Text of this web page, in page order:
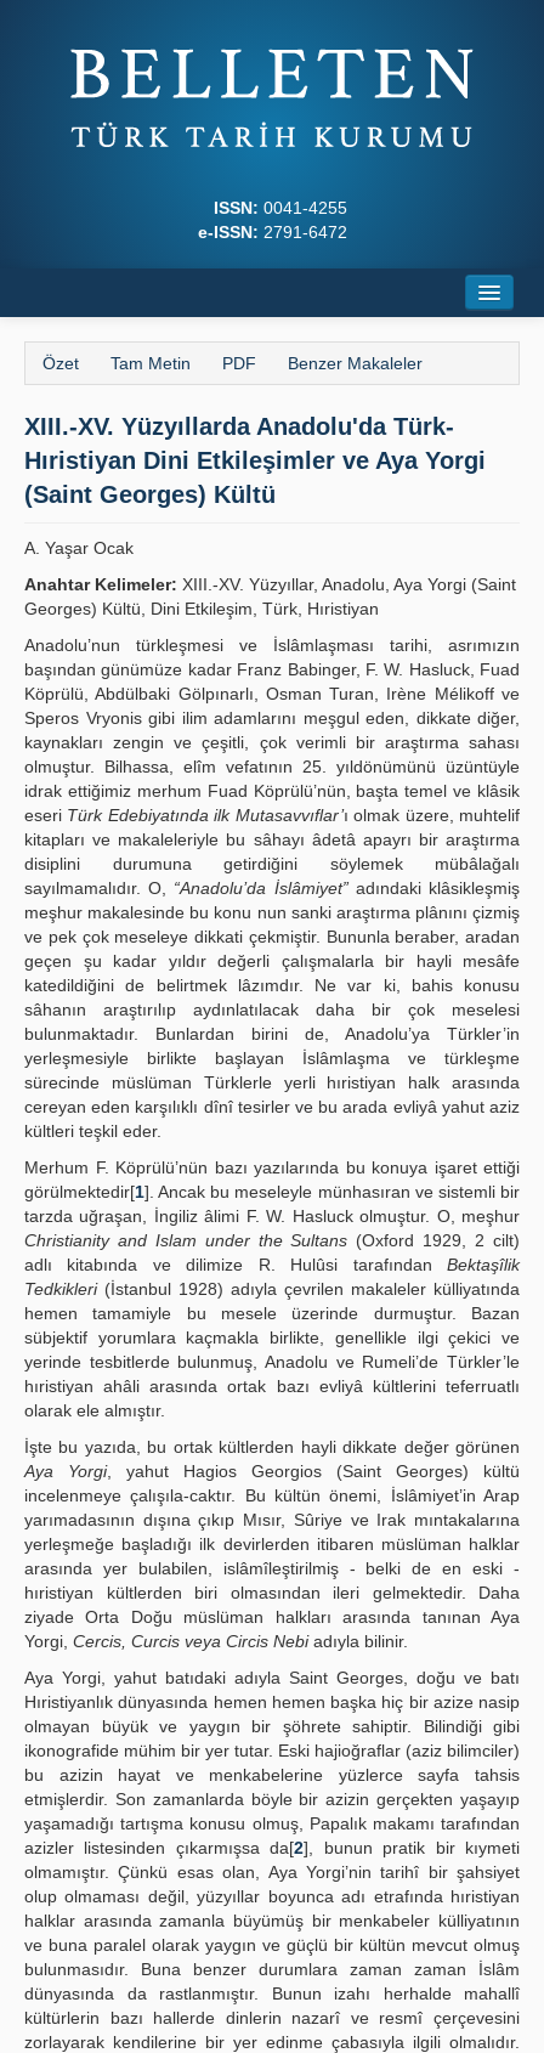
ISSN: 0041-4255
e-ISSN: 2791-6472
Hakkında
Dergi Kurulları
Yazım Kuralları
Yayın Politikaları
Kılavuzlar
İletişim
Özet Tam Metin PDF Benzer Makaleler
XIII.-XV. Yüzyıllarda Anadolu'da Türk-
Hıristiyan Dini Etkileşimler ve Aya Yorgi
(Saint Georges) Kültü
A. Yaşar Ocak
Anahtar Kelimeler: XIII.-XV. Yüzyıllar, Anadolu, Aya Yorgi (Saint
Georges) Kültü, Dini Etkileşim, Türk, Hıristiyan
Anadolu’nun türkleşmesi ve İslâmlaşması tarihi, asrımızın
başından günümüze kadar Franz Babinger, F. W. Hasluck, Fuad
Köprülü, Abdülbaki Gölpınarlı, Osman Turan, Irène Mélikoff ve
Speros Vryonis gibi ilim adamlarını meşgul eden, dikkate diğer,
kaynakları zengin ve çeşitli, çok verimli bir araştırma sahası
olmuştur. Bilhassa, elîm vefatının 25. yıldönümünü üzüntüyle
idrak ettiğimiz merhum Fuad Köprülü’nün, başta temel ve klâsik
eseri Türk Edebiyatında ilk Mutasavvıflar’ı olmak üzere, muhtelif
kitapları ve makaleleriyle bu sâhayı âdetâ apayrı bir araştırma
disiplini durumuna getirdiğini söylemek mübâlağalı
sayılmamalıdır. O, “Anadolu’da İslâmiyet”adındaki klâsikleşmiş
meşhur makalesinde bu konu nun sanki araştırma plânını çizmiş
ve pek çok meseleye dikkati çekmiştir. Bununla beraber, aradan
geçen şu kadar yıldır değerli çalışmalarla bir hayli mesâfe
katedildiğini de belirtmek lâzımdır. Ne var ki, bahis konusu
sâhanın araştırılıp aydınlatılacak daha bir çok meselesi
bulunmaktadır. Bunlardan birini de, Anadolu’ya Türkler’in
yerleşmesiyle birlikte başlayan İslâmlaşma ve türkleşme
sürecinde müslüman Türklerle yerli hıristiyan halk arasında
cereyan eden karşılıklı dînî tesirler ve bu arada evliyâ yahut aziz
kültleri teşkil eder.
Merhum F. Köprülü’nün bazı yazılarında bu konuya işaret ettiği
görülmektedir[1]. Ancak bu meseleyle münhasıran ve sistemli bir
tarzda uğraşan, İngiliz âlimi F. W. Hasluck olmuştur. O, meşhur
Christianity and Islam under the Sultans (Oxford 1929, 2 cilt)
adlı kitabında ve dilimize R. Hulûsi tarafından Bektaşîlik
Tedkikleri(İstanbul 1928) adıyla çevrilen makaleler külliyatında
hemen tamamiyle bu mesele üzerinde durmuştur. Bazan
sübjektif yorumlara kaçmakla birlikte, genellikle ilgi çekici ve
yerinde tesbitlerde bulunmuş, Anadolu ve Rumeli’de Türkler’le
hıristiyan ahâli arasında ortak bazı evliyâ kültlerini teferruatlı
olarak ele almıştır.
İşte bu yazıda, bu ortak kültlerden hayli dikkate değer görünen
Aya Yorgi, yahut Hagios Georgios (Saint Georges) kültü
incelenmeye çalışıla-caktır. Bu kültün önemi, İslâmiyet’in Arap
yarımadasının dışına çıkıp Mısır, Sûriye ve Irak mıntakalarına
yerleşmeğe başladığı ilk devirlerden itibaren müslüman halklar
arasında yer bulabilen, islâmîleştirilmiş - belki de en eski -
hıristiyan kültlerden biri olmasından ileri gelmektedir. Daha
ziyade Orta Doğu müslüman halkları arasında tanınan Aya
Yorgi, Cercis, Curcis veya Circis Nebiadıyla bilinir.
Aya Yorgi, yahut batıdaki adıyla Saint Georges, doğu ve batı
Hıristiyanlık dünyasında hemen hemen başka hiç bir azize nasip
olmayan büyük ve yaygın bir şöhrete sahiptir. Bilindiği gibi
ikonografide mühim bir yer tutar. Eski hajioğraflar (aziz bilimciler)
bu azizin hayat ve menkabelerine yüzlerce sayfa tahsis
etmişlerdir. Son zamanlarda böyle bir azizin gerçekten yaşayıp
yaşamadığı tartışma konusu olmuş, Papalık makamı tarafından
azizler listesinden çıkarmışsa da[2], bunun pratik bir kıymeti
olmamıştır. Çünkü esas olan, Aya Yorgi’nin tarihî bir şahsiyet
olup olmaması değil, yüzyıllar boyunca adı etrafında hıristiyan
halklar arasında zamanla büyümüş bir menkabeler külliyatının
ve buna paralel olarak yaygın ve güçlü bir kültün mevcut olmuş
bulunmasıdır. Buna benzer durumlara zaman zaman İslâm
dünyasında da rastlanmıştır. Bunun izahı herhalde mahallî
kültürlerin bazı hallerde dinlerin nazarî ve resmî çerçevesini
zorlayarak kendilerine bir yer edinme çabasıyla ilgili olmalıdır.